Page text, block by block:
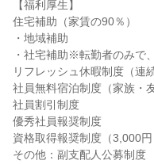
【福利厚生】
住宅補助（家賃の90％）
・地域補助
・社宅補助※転勤者のみで
リフレッシュ休暇制度（連
社員無料宿泊制度（家族・
社員割引制度
優秀社員報奨制度
資格取得報奨制度（3,000円
その他：副支配人公募制度